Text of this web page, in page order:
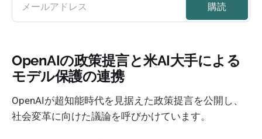
OpenAIの政策提言と米AI大手による
モデル保護の連携
OpenAIが超知能時代を見据えた政策提言を公開し、
社会変革に向けた議論を呼びかけています。